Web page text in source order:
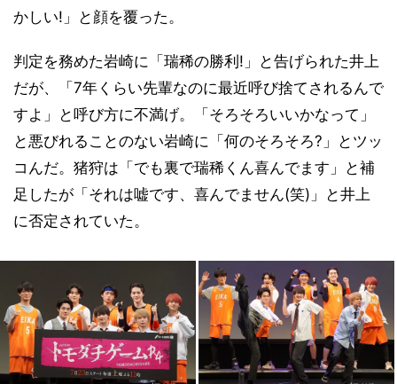
かしい!」と顔を覆った。
判定を務めた岩崎に「瑞稀の勝利!」と告げられた井上
だが、「7年くらい先輩なのに最近呼び捨てされるんで
すよ」と呼び方に不満げ。「そろそろいいかなって」
と悪びれることのない岩崎に「何のそろそろ?」とツッ
コんだ。猪狩は「でも裏で瑞稀くん喜んでます」と補
足したが「それは嘘です、喜んでません(笑)」と井上
に否定されていた。